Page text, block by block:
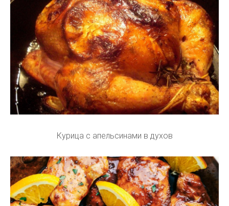
Курица с апельсинами в духов